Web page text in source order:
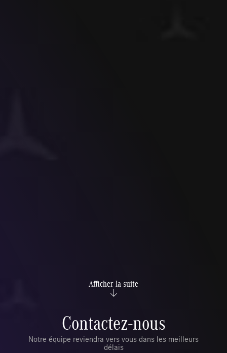
Afficher la suite
Contactez-nous
Notre équipe reviendra vers vous dans les meilleurs
délais